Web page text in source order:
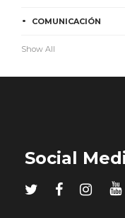
COMUNICACIÓN
Show All
Social